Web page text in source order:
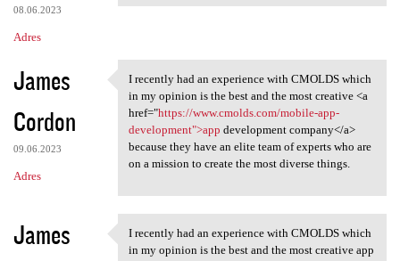
08.06.2023
Adres
James
Cordon
09.06.2023
Adres
I recently had an experience
I recently had an experience with CMOLDS which
in my opinion is the best and the most creative <a
href="https://www.cmolds.com/mobile-app-
development">app development company</a>
because they have an elite team of experts who are
on a mission to create the most diverse things.
James
I recently had an experience
I recently had an experience with CMOLDS which
in my opinion is the best and the most creative app